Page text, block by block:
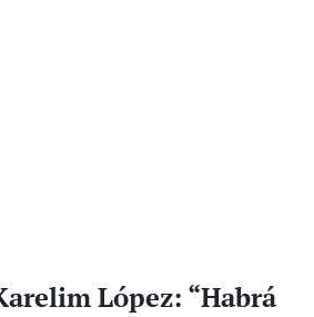
López: “Habrá